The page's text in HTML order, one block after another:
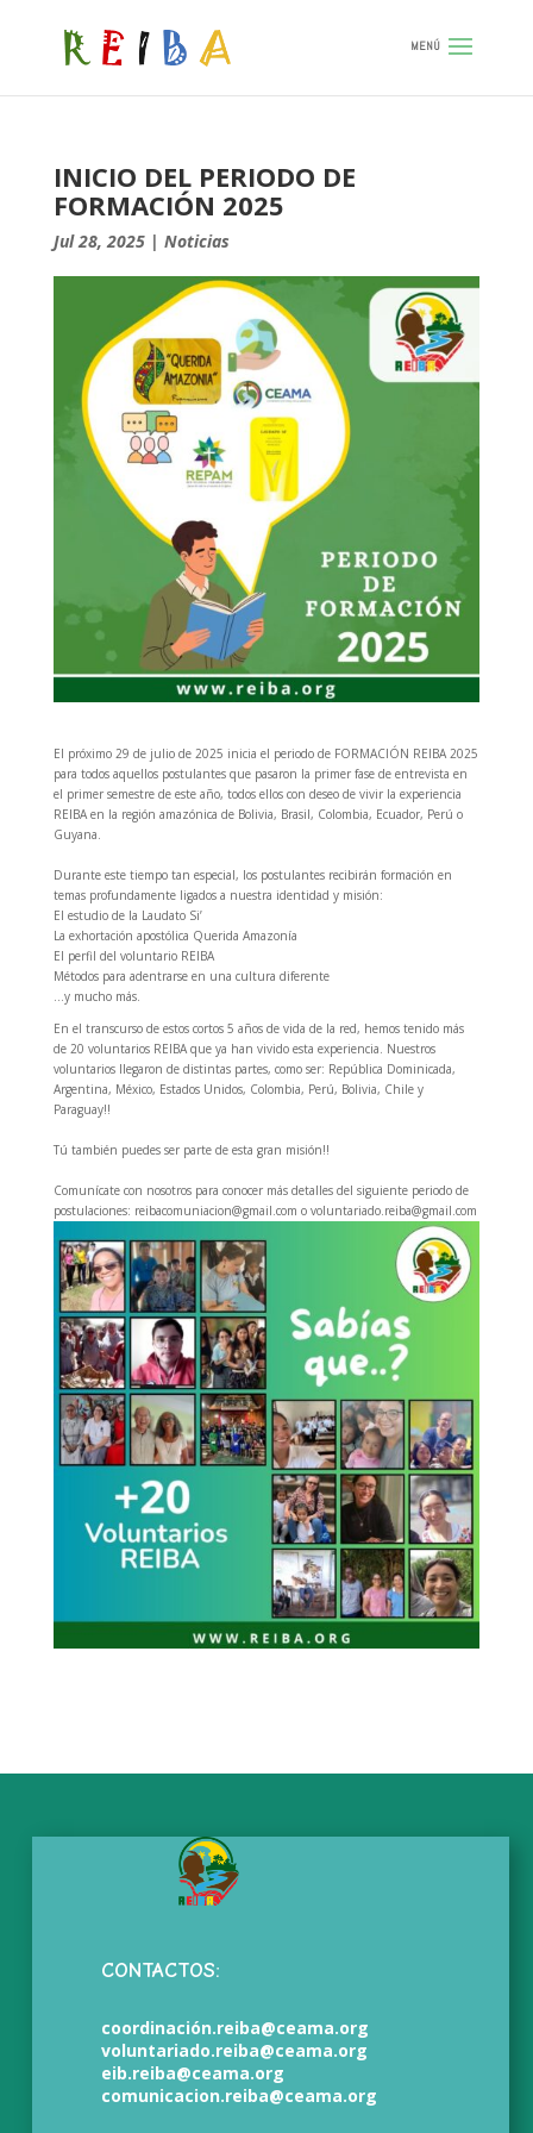
INICIO DEL PERIODO DE
FORMACIÓN 2025
Jul 28, 2025| Noticias
El próximo 29 de julio de 2025 inicia el periodo de FORMACIÓN REIBA 2025
para todos aquellos postulantes que pasaron la primer fase de entrevista en
el primer semestre de este año, todos ellos con deseo de vivir la experiencia
REIBA en la región amazónica de Bolivia, Brasil, Colombia, Ecuador, Perú o
Guyana.
Durante este tiempo tan especial, los postulantes recibirán formación en
temas profundamente ligados a nuestra identidad y misión:
El estudio de la Laudato Si’
La exhortación apostólica Querida Amazonía
El perfil del voluntario REIBA
Métodos para adentrarse en una cultura diferente
…y mucho más.
En el transcurso de estos cortos 5 años de vida de la red, hemos tenido más
de 20 voluntarios REIBA que ya han vivido esta experiencia. Nuestros
voluntarios llegaron de distintas partes, como ser: República Dominicada,
Argentina, México, Estados Unidos, Colombia, Perú, Bolivia, Chile y
Paraguay!!
Tú también puedes ser parte de esta gran misión!!
Comunícate con nosotros para conocer más detalles del siguiente periodo de
postulaciones: reibacomuniacion@gmail.com o voluntariado.reiba@gmail.com
CONTACTOS:
coordinación.reiba@ceama.org
voluntariado.reiba@ceama.org
eib.reiba@ceama.org
comunicacion.reiba@ceama.org